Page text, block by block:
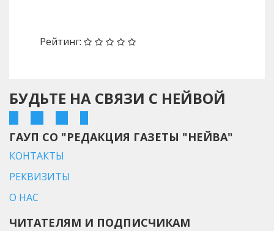
Рейтинг:
БУДЬТЕ НА СВЯЗИ С НЕЙВОЙ
ГАУП СО "РЕДАКЦИЯ ГАЗЕТЫ "НЕЙВА"
КОНТАКТЫ
РЕКВИЗИТЫ
О НАС
ЧИТАТЕЛЯМ И ПОДПИСЧИКАМ